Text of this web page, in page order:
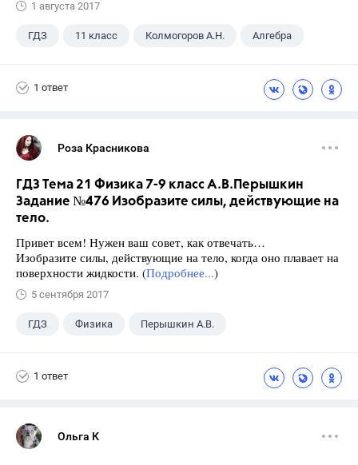
1 августа 2017
ГДЗ 11 класс Колмогоров А.Н. Алгебра
1 ответ
Роза Красникова
ГДЗ Тема 21 Физика 7-9 класс А.В.Перышкин
Задание №476 Изобразите силы, действующие на
тело.
Привет всем! Нужен ваш совет, как отвечать…
Изобразите силы, действующие на тело, когда оно плавает на
поверхности жидкости. (Подробнее...)
5 сентября 2017
ГДЗ Физика Перышкин А.В.
1 ответ
Ольга К